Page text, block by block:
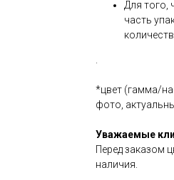
Для того,
часть
.
*цвет (гамма/
фото,
Уважаемые
Перед заказом
наличия.